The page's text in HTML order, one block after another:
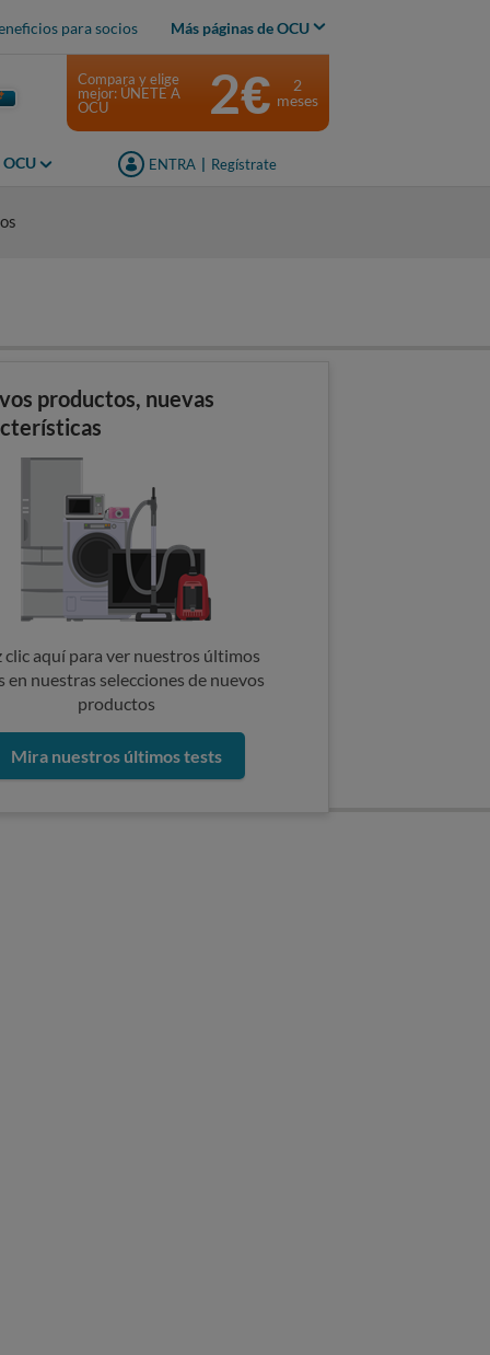
para socios Más páginas de OCU
ENTRA Regístrate
Compara y elige
mejor: ÚNETE A
OCU
2€
2
meses
productos, nuevas
clic aquí para ver nuestros últimos
en nuestras selecciones de nuevos
productos
Mira nuestros últimos tests